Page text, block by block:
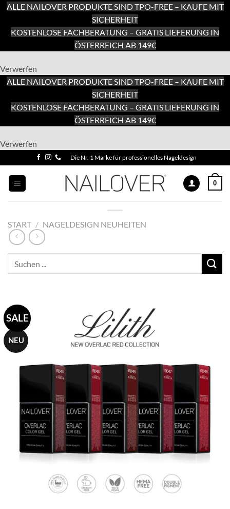
ALLE NAILOVER PRODUKTE SIND TPO-FREE – KAUFE MIT
SICHERHEIT
KOSTENLOSE FACHBERATUNG – GRATIS LIEFERUNG IN
ÖSTERREICH AB 149€
Verwerfen
ALLE NAILOVER PRODUKTE SIND TPO-FREE – KAUFE MIT
SICHERHEIT
KOSTENLOSE FACHBERATUNG – GRATIS LIEFERUNG IN
ÖSTERREICH AB 149€
Verwerfen
Inhalt
Inhalt
springen
Die Nr. 1 Marke für professionelles Nageldesign
0
START / NAGELDESIGN NEUHEITEN
SALE
NEU